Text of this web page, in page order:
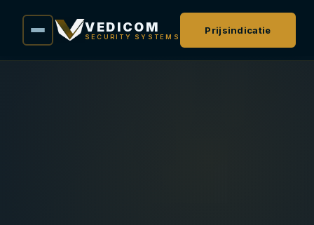
VEDICOM
SECURITY SYSTEMS
Prijsindicatie